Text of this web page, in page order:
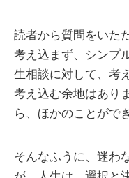
読者から質問をいた
考え込まず、シンプ
生相談に対して、考
考え込む余地はあり
ら、ほかのことがで
そんなふうに、迷わ